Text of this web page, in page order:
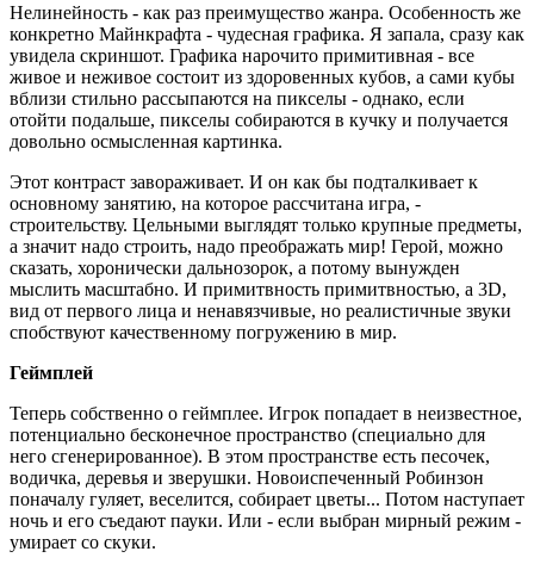
Нелинейность - как раз преимущество жанра. Особенность же
конкретно Майнкрафта - чудесная графика. Я запала, сразу как
увидела скриншот. Графика нарочито примитивная - все
живое и неживое состоит из здоровенных кубов, а сами кубы
вблизи стильно рассыпаются на пикселы - однако, если
отойти подальше, пикселы собираются в кучку и получается
довольно осмысленная картинка.
Этот контраст завораживает. И он как бы подталкивает к
основному занятию, на которое рассчитана игра, -
строительству. Цельными выглядят только крупные предметы,
а значит надо строить, надо преображать мир! Герой, можно
сказать, хоронически дальнозорок, а потому вынужден
мыслить масштабно. И примитвность примитвностью, а 3D,
вид от первого лица и ненавязчивые, но реалистичные звуки
спобствуют качественному погружению в мир.
Геймплей
Теперь собственно о геймплее. Игрок попадает в неизвестное,
потенциально бесконечное пространство (специально для
него сгенерированное). В этом пространстве есть песочек,
водичка, деревья и зверушки. Новоиспеченный Робинзон
поначалу гуляет, веселится, собирает цветы... Потом наступает
ночь и его съедают пауки. Или - если выбран мирный режим -
умирает со скуки.